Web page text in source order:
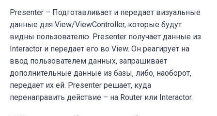
Presenter – Подготавливает и передает визуальные
данные для View/ViewController, которые будут
видны пользователю. Presenter получает данные из
Interactor и передает его во View. Он реагирует на
ввод пользователем данных, запрашивает
дополнительные данные из базы, либо, наоборот,
передает их ей. Presenter решает, куда
перенаправить действие – на Router или Interactor.